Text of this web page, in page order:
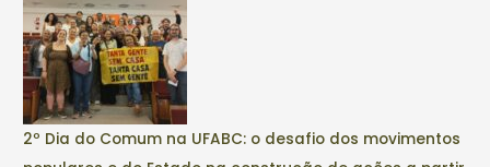
2º Dia do Comum na UFABC: o desafio dos movimentos